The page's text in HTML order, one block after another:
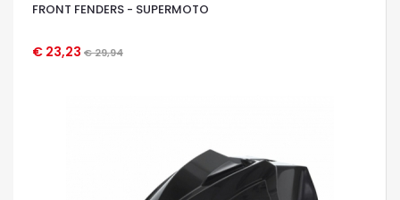
FRONT FENDERS - SUPERMOTO
€ 23,23 € 29,94
OCCHIATA VELOCE